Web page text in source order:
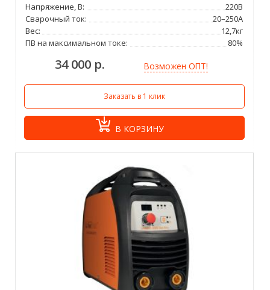
Напряжение, В:
220В
Сварочный ток:
20–250А
Вес:
12,7кг
ПВ на максимальном токе:
80%
34 000 р. Возможен ОПТ!
Заказать в 1 клик
В КОРЗИНУ